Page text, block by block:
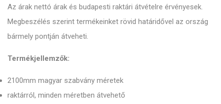
Az árak nettó árak és budapesti raktári átvételre érvényesek.
Megbeszélés szerint termékeinket rövid határidővel az ország
bármely pontján átveheti.
Termékjellemzők:
2100mm magyar szabvány méretek
raktárról, minden méretben átvehető